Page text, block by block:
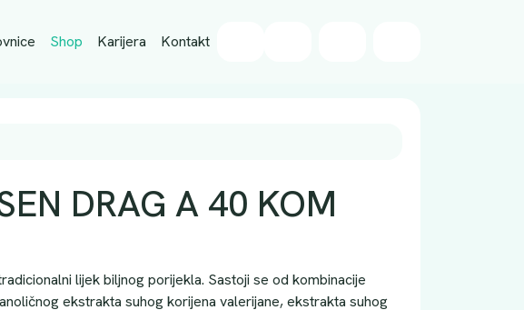
Shop Karijera Kontakt
DRAG A 40 KOM
lijek biljnog porijekla. Sastoji se od kombinacije
ekstrakta suhog korijena valerijane, ekstrakta suhog